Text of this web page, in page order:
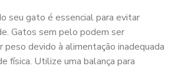
seu gato é essencial para evitar
Gatos sem pelo podem ser
peso devido à alimentação inadequada
física. Utilize uma balança para